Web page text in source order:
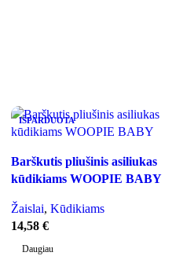
IŠPARDUOTA
Barškutis pliušinis asiliukas
kūdikiams WOOPIE BABY
Žaislai, Kūdikiams
14,58 €
Daugiau